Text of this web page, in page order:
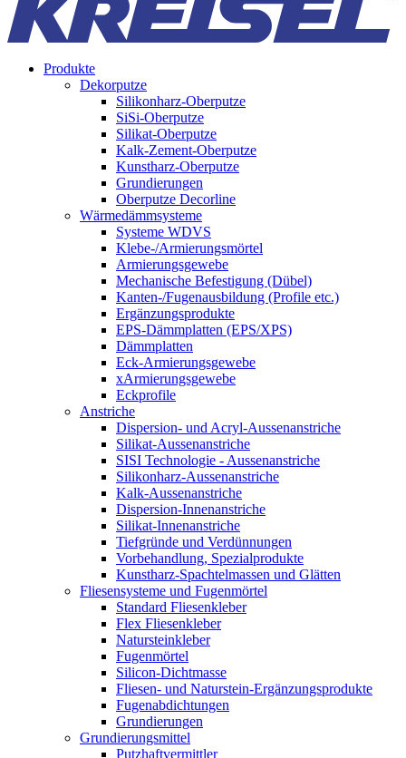
Produkte
Dekorputze
Silikonharz-Oberputze
SiSi-Oberputze
Silikat-Oberputze
Kalk-Zement-Oberputze
Kunstharz-Oberputze
Grundierungen
Oberputze Decorline
Wärmedämmsysteme
Systeme WDVS
Klebe-/Armierungsmörtel
Armierungsgewebe
Mechanische Befestigung (Dübel)
Kanten-/Fugenausbildung (Profile etc.)
Ergänzungsprodukte
EPS-Dämmplatten (EPS/XPS)
Dämmplatten
Eck-Armierungsgewebe
xArmierungsgewebe
Eckprofile
Anstriche
Dispersion- und Acryl-Aussenanstriche
Silikat-Aussenanstriche
SISI Technologie - Aussenanstriche
Silikonharz-Aussenanstriche
Kalk-Aussenanstriche
Dispersion-Innenanstriche
Silikat-Innenanstriche
Tiefgründe und Verdünnungen
Vorbehandlung, Spezialprodukte
Kunstharz-Spachtelmassen und Glätten
Fliesensysteme und Fugenmörtel
Standard Fliesenkleber
Flex Fliesenkleber
Natursteinkleber
Fugenmörtel
Silicon-Dichtmasse
Fliesen- und Naturstein-Ergänzungsprodukte
Fugenabdichtungen
Grundierungen
Grundierungsmittel
Putzhaftvermittler